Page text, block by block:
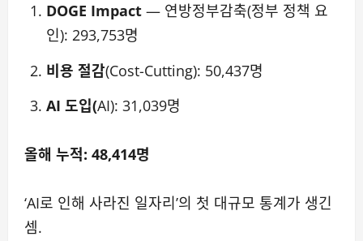
DOGE Impact — 연방정부감축(정부 정책 요
인): 293,753명
비용 절감(Cost-Cutting): 50,437명
AI 도입(AI): 31,039명
올해 누적: 48,414명
‘AI로 인해 사라진 일자리’의 첫 대규모 통계가 생긴
셈.